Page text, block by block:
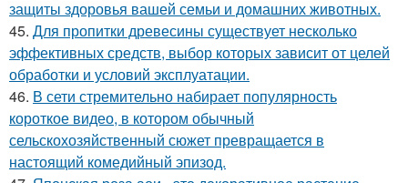
защиты здоровья вашей семьи и домашних животных.
45. Для пропитки древесины существует несколько
эффективных средств, выбор которых зависит от целей
обработки и условий эксплуатации.
46. В сети стремительно набирает популярность
короткое видео, в котором обычный
сельскохозяйственный сюжет превращается в
настоящий комедийный эпизод.